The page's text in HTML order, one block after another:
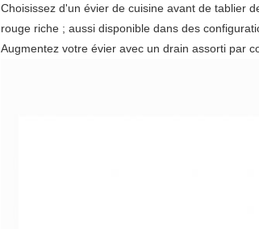
Choisissez d'un évier de cuisine avant de tablier
rouge riche ; aussi disponible dans des
Augmentez votre évier avec un drain assorti par